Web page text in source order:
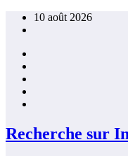
Aller
10 août 2026
Recherche sur